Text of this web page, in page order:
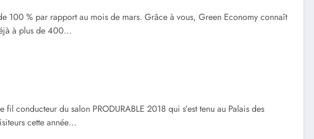
100 % par rapport au mois de mars. Grâce à vous, Green Economy connaît
à plus de 400…
conducteur du salon PRODURABLE 2018 qui s’est tenu au Palais des
cette année…